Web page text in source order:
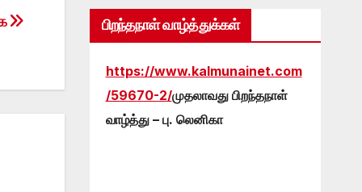
பிறந்தநாள் வாழ்த்துக்கள்
https://www.kalmunainet.com
/59670-2/முதலாவது பிறந்தநாள்
வாழ்த்து – பு. லெனிகா